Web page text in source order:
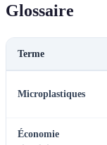
Glossaire
Terme
Microplastiques
Économie